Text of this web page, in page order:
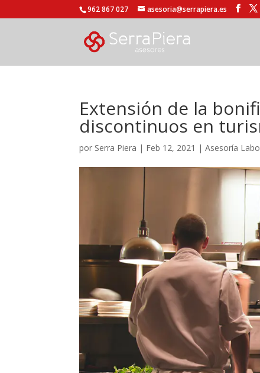
962 867 027 asesoria@serrapiera.es
Extensión de la
discontinuos en
por Serra Piera | Feb 12, 2021 |Asesoría